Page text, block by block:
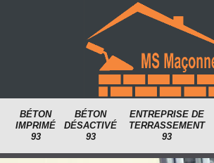
BÉTON
IMPRIMÉ
93
BÉTON
DÉSACTIVÉ
93
ENTREPRISE DE
TERRASSEMENT
93